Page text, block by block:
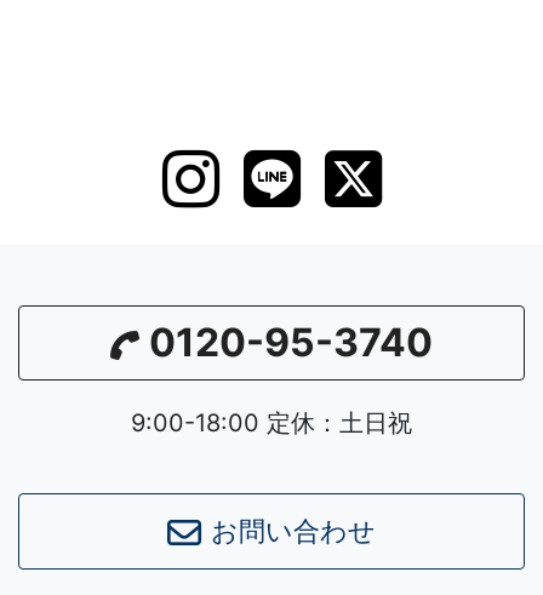
0120-95-3740
9:00-18:00 定休：土日祝
お問い合わせ